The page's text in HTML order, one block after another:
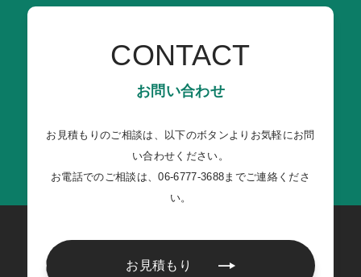
CONTACT
お問い合わせ
お見積もりのご相談は、以下のボタンよりお気軽にお問
い合わせください。
お電話でのご相談は、06-6777-3688までご連絡くださ
い。
お見積もり